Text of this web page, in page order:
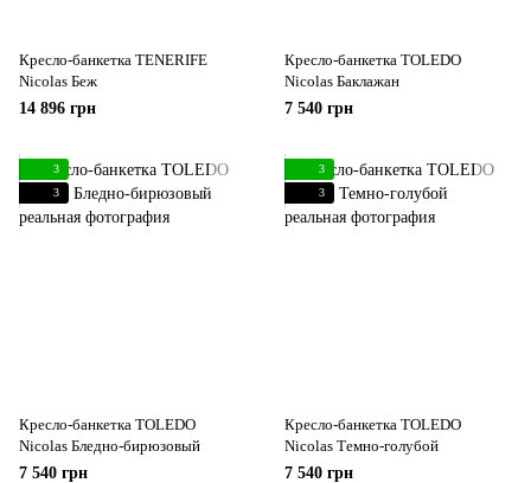
Кресло-банкетка TENERIFE
Nicolas Беж
14 896 грн
Кресло-банкетка TOLEDO
Nicolas Баклажан
7 540 грн
3
3
Кресло-банкетка TOLEDO
Nicolas Бледно-бирюзовый
7 540 грн
3
3
Кресло-банкетка TOLEDO
Nicolas Темно-голубой
7 540 грн